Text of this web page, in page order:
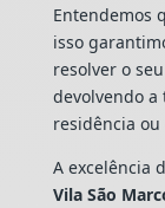
Entendemos
isso
resolver o
devolvendo
residência ou
A excelência
Vila São